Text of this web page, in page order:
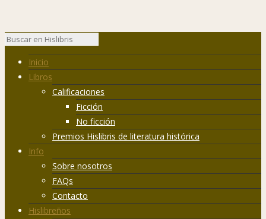
Inicio
Libros
Calificaciones
Ficción
No ficción
Premios Hislibris de literatura histórica
Info
Sobre nosotros
FAQs
Contacto
Hislibreños